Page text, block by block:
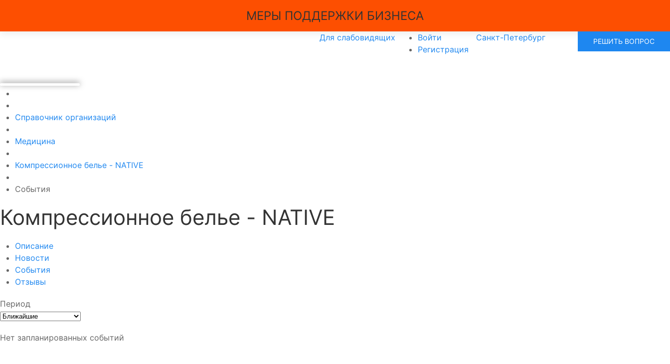
МЕРЫ ПОДДЕРЖКИ БИЗНЕСА
Для слабовидящих
Войти
Регистрация
Санкт-Петербург РЕШИТЬ ВОПРОС
Справочник организаций
Медицина
Компрессионное белье - NATIVE
События
Компрессионное белье - NATIVE
Описание
Новости
События
Отзывы
Период
Нет запланированных событий